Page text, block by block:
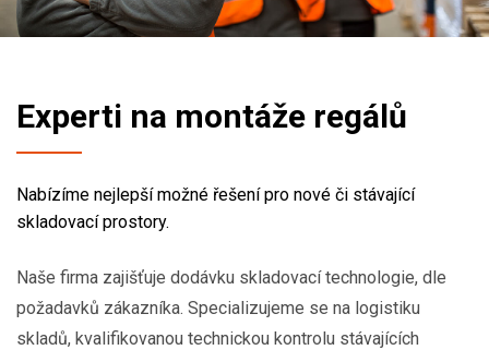
Experti na montáže regálů
Nabízíme nejlepší možné řešení pro nové či stávající
skladovací prostory.
Naše firma zajišťuje dodávku skladovací technologie, dle
požadavků zákazníka. Specializujeme se na logistiku
skladů, kvalifikovanou technickou kontrolu stávajících